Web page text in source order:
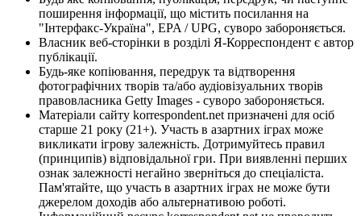
поширення інформації, що містить посилання на
"Інтерфакс-Україна", EPA / UPG, суворо забороняється.
Власник веб-сторінки в розділі Я-Корреспондент є автор
публікації.
Будь-яке копіювання, передрук та відтворення
фотографічних творів та/або аудіовізуальних творів
правовласника Getty Images - суворо забороняється.
Матеріали сайту korrespondent.net призначені для осіб
старше 21 року (21+). Участь в азартних іграх може
викликати ігрову залежність. Дотримуйтесь правил
(принципів) відповідальної гри. При виявленні перших
ознак залежності негайно зверніться до спеціаліста.
Пам'ятайте, що участь в азартних іграх не може бути
джерелом доходів або альтернативою роботі.